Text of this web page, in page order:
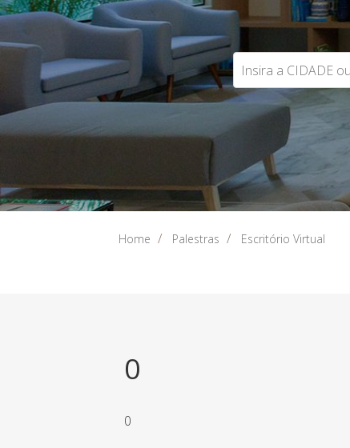
Home Palestras Escritório Virtual
0
0